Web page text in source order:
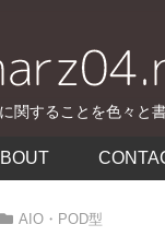
関することを色々と
AIO・POD型